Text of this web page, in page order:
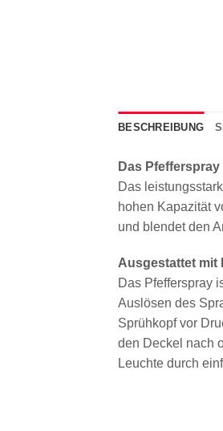
BESCHREIBUNG
Das
Das
hohen Kapazität
und blendet den
Ausgestattet mit
Das Pfefferspray
Auslösen des
Sprühkopf vor
den Deckel nach
Leuchte durch